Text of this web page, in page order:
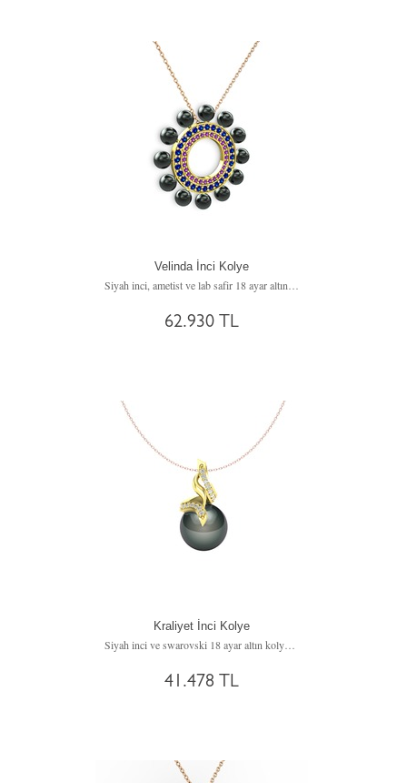
Velinda İnci Kolye
62.930 TL
Kraliyet İnci Kolye
Siyah inci ve swarovski 18 ayar altın kolye (40 cm rose altın rolo zincir)
41.478 TL